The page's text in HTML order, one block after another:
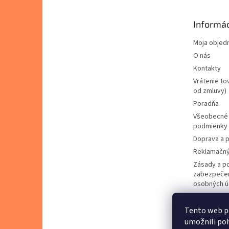
Tento web
umožnili
Moja
O nás
Kontakty
Vrátenie
od zmluvy)
Poradňa
podmienky
Doprava a
Zásady a
osobných
cookies
Predávané